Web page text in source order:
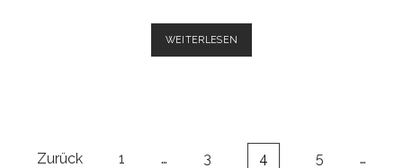
WEITERLESEN
NEW
BÜHNER
Seitennummerierung
Zurück 1 … 3 4 5
…